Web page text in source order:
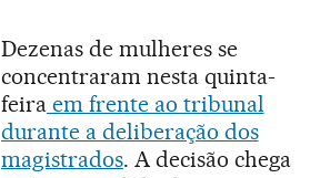
Dezenas de mulheres se
concentraram nesta quinta-
feiraem frente ao tribunal
durante a deliberação dos
magistrados. A decisão chega